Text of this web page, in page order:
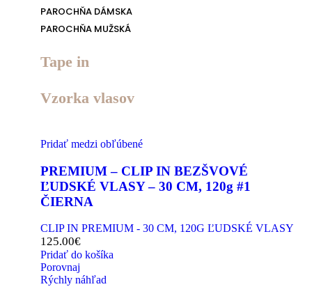
PAROCHŇA DÁMSKA
PAROCHŇA MUŽSKÁ
Tape in
Vzorka vlasov
Pridať medzi obľúbené
PREMIUM – CLIP IN BEZŠVOVÉ
ĽUDSKÉ VLASY – 30 CM, 120g #1
ČIERNA
CLIP IN PREMIUM - 30 CM, 120G ĽUDSKÉ VLASY
125.00€
Pridať do košíka
Porovnaj
Rýchly náhľad